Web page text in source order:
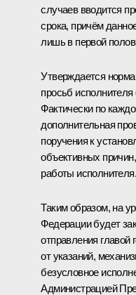
случаев вводится
срока, причём
лишь в первой
Утверждается
просьб
Фактически по
дополнительная
поручения к
объективных
работы исполнителя.
Таким образом, на
Федерации будет
отправления главой
от указаний,
безусловное
Администрацией